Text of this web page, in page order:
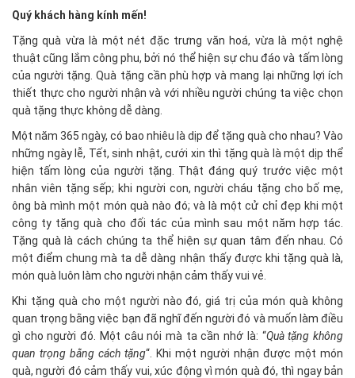
Quý khách hàng kính mến!
Tặng quà vừa là một nét đặc trưng văn hoá, vừa là một nghệ
thuật cũng lắm công phu, bởi nó thể hiện sự chu đáo và tấm lòng
của người tặng. Quà tặng cần phù hợp và mang lại những lợi ích
thiết thực cho người nhận và với nhiều người chúng ta việc chọn
quà tặng thực không dễ dàng.
Một năm 365 ngày, có bao nhiêu là dịp để tặng quà cho nhau? Vào
những ngày lễ, Tết, sinh nhật, cưới xin thì tặng quà là một dịp thể
hiện tấm lòng của người tặng. Thật đáng quý trước việc một
nhân viên tặng sếp; khi người con, người cháu tặng cho bố mẹ,
ông bà mình một món quà nào đó; và là một cử chỉ đẹp khi một
công ty tặng quà cho đối tác của mình sau một năm hợp tác.
Tặng quà là cách chúng ta thể hiện sự quan tâm đến nhau. Có
một điểm chung mà ta dễ dàng nhận thấy được khi tặng quà là,
món quà luôn làm cho người nhận cảm thấy vui vẻ.
Khi tặng quà cho một người nào đó, giá trị của món quà không
quan trọng bằng việc bạn đã nghĩ đến người đó và muốn làm điều
gì cho người đó. Một câu nói mà ta cần nhớ là: “Quà tặng không
quan trọng bằng cách tặng“. Khi một người nhận được một món
quà, người đó cảm thấy vui, xúc động vì món quà đó, thì ngay bản